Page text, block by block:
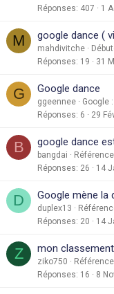
Réponses 407 1
M google dance (
mahdivitche
Réponses 19 31
G Google dance
ggeennee
Google
Réponses 6 29
B google dance
bangdai
Réponses 26 14
D Google mène la
duplex13
Réponses 20 14
Z mon
ziko750
Réponses 16 8